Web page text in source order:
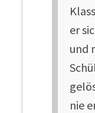
er
und
nie